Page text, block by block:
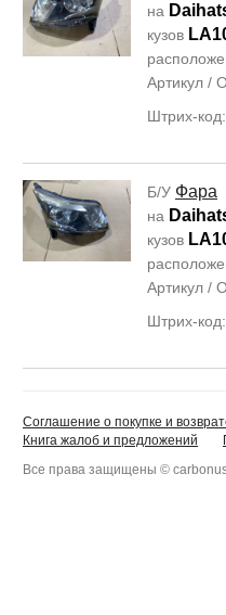
на
кузов
Артикул /
Штрих-
Б/У Фара
на
кузов
Артикул /
Штрих-
Соглашение о покупке и
Книга жалоб и предложений
Все права защищены ©